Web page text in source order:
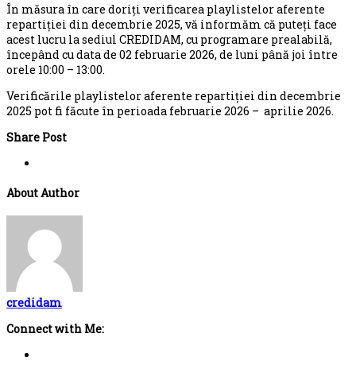
În măsura în care doriți verificarea playlistelor aferente
repartiției din decembrie 2025, vă informăm că puteți face
acest lucru la sediul CREDIDAM, cu programare prealabilă,
începând cu data de 02 februarie 2026, de luni până joi între
orele 10:00 – 13:00.
Verificările playlistelor aferente repartiției din decembrie
2025 pot fi făcute în perioada februarie 2026 – aprilie 2026.
Share Post
About Author
credidam
Connect with Me: